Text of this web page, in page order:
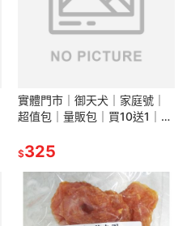
實體門市｜御天犬｜家庭號｜
超值包｜量販包｜買10送1｜領
食｜狗零食｜大包裝｜翔帥寵
$325